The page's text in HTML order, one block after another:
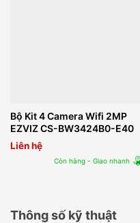
Bộ Kit 4 Camera Wifi 2MP
EZVIZ CS-BW3424B0-E40
Liên hệ
Còn hàng - Giao nhanh
Thông số kỹ thuật